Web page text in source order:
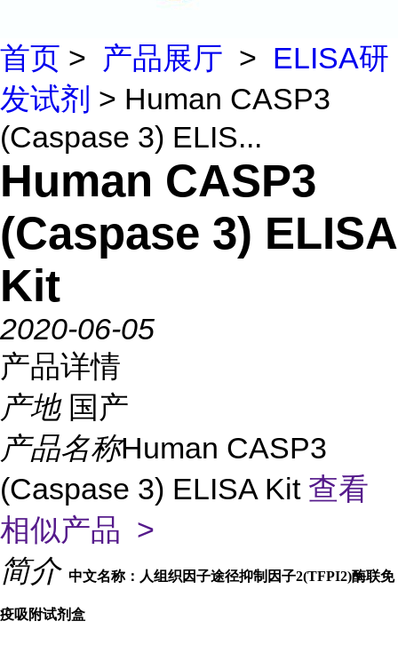
首页 > 产品展厅 > ELISA研
发试剂 > Human CASP3
(Caspase 3) ELIS...
Human CASP3
(Caspase 3) ELISA
Kit
2020-06-05
产品详情
产地 国产
产品名称Human CASP3
(Caspase 3) ELISA Kit 查看
相似产品 >
简介 中文名称：人组织因子途径抑制因子2(TFPI2)酶联免
疫吸附试剂盒